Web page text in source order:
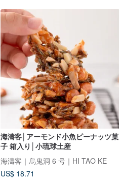
海濤客│アーモンド小魚ピーナッツ菓
子 箱入り│小琉球土産
海濤客｜烏鬼洞 6 号｜HI TAO KE
US$ 18.71